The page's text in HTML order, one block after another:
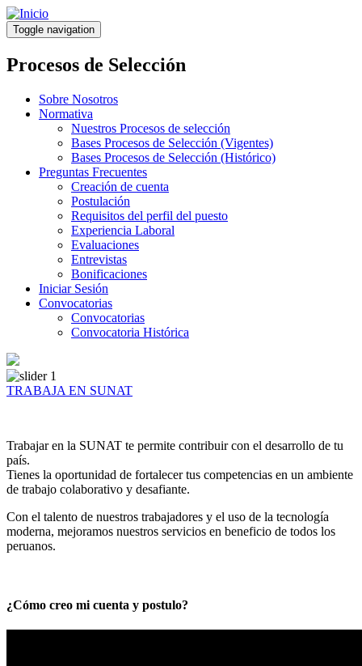
Pasar
al
contenido
principal
Toggle navigation
Procesos de Selección
Sobre Nosotros
Normativa
Nuestros Procesos de selección
Bases Procesos de Selección (Vigentes)
Bases Procesos de Selección (Histórico)
Preguntas Frecuentes
Creación de cuenta
Postulación
Requisitos del perfil del puesto
Experiencia Laboral
Evaluaciones
Entrevistas
Bonificaciones
Iniciar Sesión
Convocatorias
Convocatorias
Convocatoria Histórica
TRABAJA EN SUNAT
Trabajar en la SUNAT te permite contribuir con el desarrollo de tu
país.
Tienes la oportunidad de fortalecer tus competencias en un ambiente
de trabajo colaborativo y desafiante.
Con el talento de nuestros trabajadores y el uso de la tecnología
moderna, mejoramos nuestros servicios en beneficio de todos los
peruanos.
¿Cómo creo mi cuenta y postulo?